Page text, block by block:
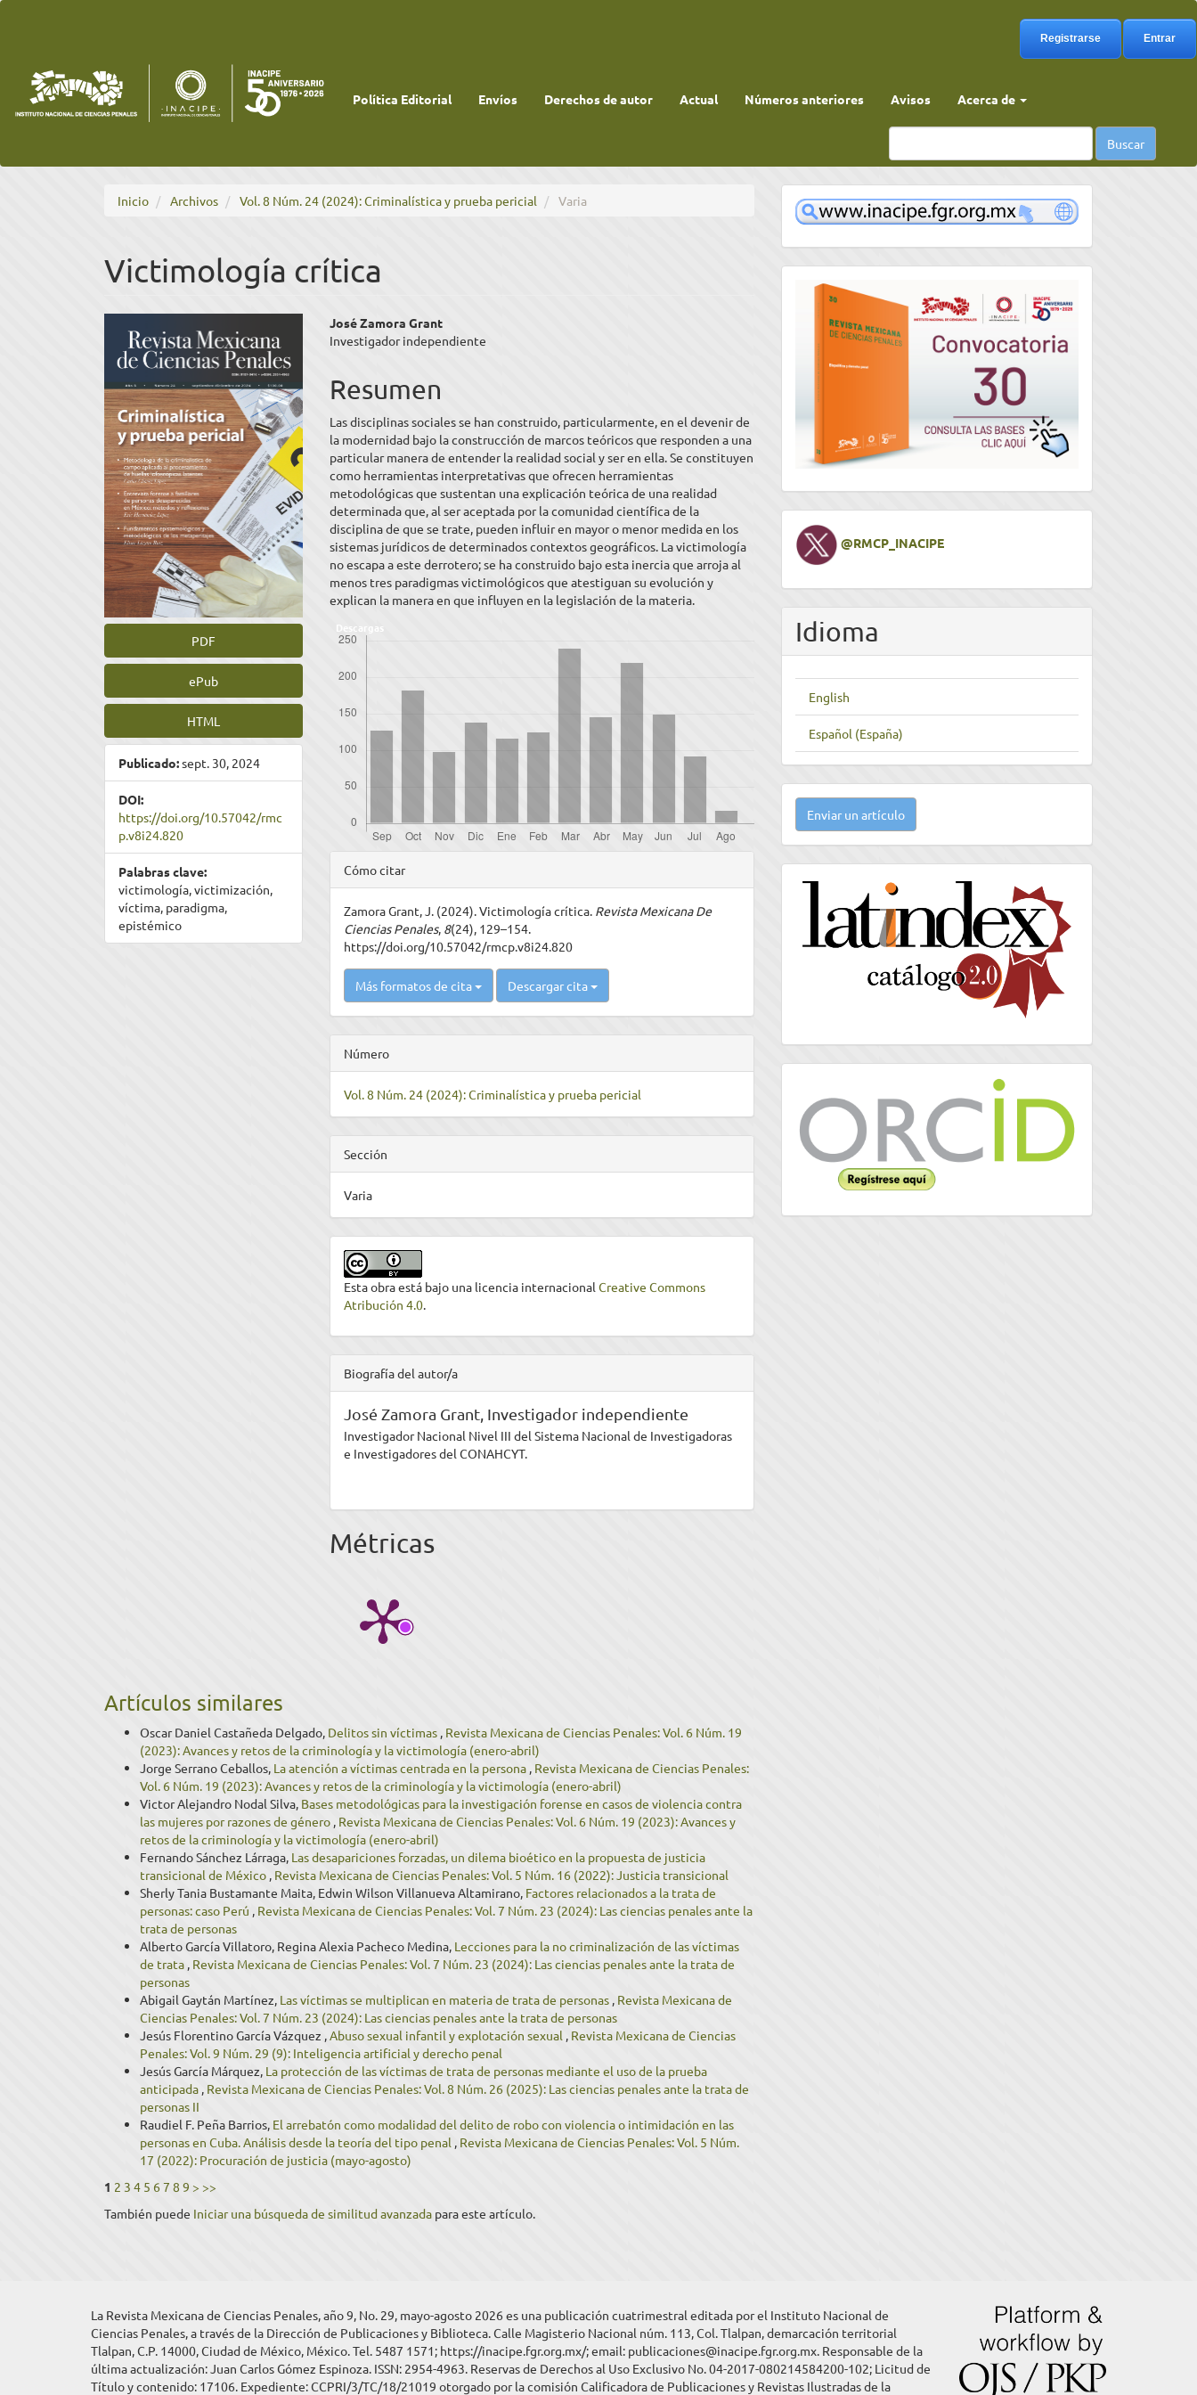
Barra
lateral
Registrarse Entrar
Política Editorial Envíos Derechos de autor Actual Números anteriores Avisos Acerca de
Buscar
Inicio Archivos Vol. 8 Núm. 24 (2024): Criminalística y prueba pericial Varia
Victimología crítica
Barra
lateral
del
artículo
PDF
ePub
HTML
Publicado:sept. 30, 2024
DOI:
https://doi.org/10.57042/rmc
p.v8i24.820
Palabras clave:
victimología, victimización,
víctima, paradigma,
epistémico
Contenido
principal
del
artículo
José Zamora Grant
Investigador independiente
Resumen
Las disciplinas sociales se han construido, particularmente, en el devenir de
la modernidad bajo la construcción de marcos teóricos que responden a una
particular manera de entender la realidad social y ser en ella. Se constituyen
como herramientas interpretativas que ofrecen herramientas
metodológicas que sustentan una explicación teórica de una realidad
determinada que, al ser aceptada por la comunidad científica de la
disciplina de que se trate, pueden influir en mayor o menor medida en los
sistemas jurídicos de determinados contextos geográficos. La victimología
no escapa a este derrotero; se ha construido bajo esta inercia que arroja al
menos tres paradigmas victimológicos que atestiguan su evolución y
explican la manera en que influyen en la legislación de la materia.
Descargas
Detalles
del
artículo
Cómo citar
Zamora Grant, J. (2024). Victimología crítica. Revista Mexicana De
Ciencias Penales, 8(24), 129–154.
https://doi.org/10.57042/rmcp.v8i24.820
Más formatos de cita Descargar cita
Número
Vol. 8 Núm. 24 (2024): Criminalística y prueba pericial
Sección
Varia
Esta obra está bajo una licencia internacionalCreative Commons
Atribución 4.0.
Biografía del autor/a
José Zamora Grant, Investigador independiente
Investigador Nacional Nivel III del Sistema Nacional de Investigadoras
e Investigadores del CONAHCYT.
Métricas
Artículos similares
Oscar Daniel Castañeda Delgado, Delitos sin víctimas , Revista Mexicana de Ciencias Penales: Vol. 6 Núm. 19
(2023): Avances y retos de la criminología y la victimología (enero-abril)
Jorge Serrano Ceballos, La atención a víctimas centrada en la persona , Revista Mexicana de Ciencias Penales:
Vol. 6 Núm. 19 (2023): Avances y retos de la criminología y la victimología (enero-abril)
Victor Alejandro Nodal Silva, Bases metodológicas para la investigación forense en casos de violencia contra
las mujeres por razones de género , Revista Mexicana de Ciencias Penales: Vol. 6 Núm. 19 (2023): Avances y
retos de la criminología y la victimología (enero-abril)
Fernando Sánchez Lárraga, Las desapariciones forzadas, un dilema bioético en la propuesta de justicia
transicional de México , Revista Mexicana de Ciencias Penales: Vol. 5 Núm. 16 (2022): Justicia transicional
Sherly Tania Bustamante Maita, Edwin Wilson Villanueva Altamirano, Factores relacionados a la trata de
personas: caso Perú , Revista Mexicana de Ciencias Penales: Vol. 7 Núm. 23 (2024): Las ciencias penales ante la
trata de personas
Alberto García Villatoro, Regina Alexia Pacheco Medina, Lecciones para la no criminalización de las víctimas
de trata , Revista Mexicana de Ciencias Penales: Vol. 7 Núm. 23 (2024): Las ciencias penales ante la trata de
personas
Abigail Gaytán Martínez, Las víctimas se multiplican en materia de trata de personas , Revista Mexicana de
Ciencias Penales: Vol. 7 Núm. 23 (2024): Las ciencias penales ante la trata de personas
Jesús Florentino García Vázquez ,Abuso sexual infantil y explotación sexual , Revista Mexicana de Ciencias
Penales: Vol. 9 Núm. 29 (9): Inteligencia artificial y derecho penal
Jesús García Márquez, La protección de las víctimas de trata de personas mediante el uso de la prueba
anticipada , Revista Mexicana de Ciencias Penales: Vol. 8 Núm. 26 (2025): Las ciencias penales ante la trata de
personas II
Raudiel F. Peña Barrios, El arrebatón como modalidad del delito de robo con violencia o intimidación en las
personas en Cuba. Análisis desde la teoría del tipo penal , Revista Mexicana de Ciencias Penales: Vol. 5 Núm.
17 (2022): Procuración de justicia (mayo-agosto)
1 2 3 4 5 67 8 9 > >>
También puede Iniciar una búsqueda de similitud avanzada para este artículo.
www
convocatoria
Twitter@RMCP_INACIPE
Idioma
English
Español (España)
Enviar
un
artículo
Enviar un artículo
latindex
La Revista Mexicana de Ciencias Penales, año 9, No. 29, mayo-agosto 2026 es una publicación cuatrimestral editada por el Instituto Nacional de
Ciencias Penales, a través de la Dirección de Publicaciones y Biblioteca. Calle Magisterio Nacional núm. 113, Col. Tlalpan, demarcación territorial
Tlalpan, C.P. 14000, Ciudad de México, México. Tel. 5487 1571; https://inacipe.fgr.org.mx/; email: publicaciones@inacipe.fgr.org.mx. Responsable de la
última actualización: Juan Carlos Gómez Espinoza. ISSN: 2954-4963. Reservas de Derechos al Uso Exclusivo No. 04-2017-080214584200-102; Licitud de
Título y contenido: 17106. Expediente: CCPRI/3/TC/18/21019 otorgado por la comisión Calificadora de Publicaciones y Revistas Ilustradas de la